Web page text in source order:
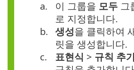
a.
이 그룹을 모두 그
로 지정합니다.
b. 생성을 클릭하여
릿을 생성합니다.
c.
표현식 > 규칙 추